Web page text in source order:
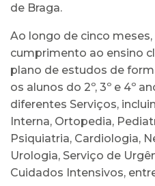
de Braga.
Ao longo de cinco
cumprimento ao ensino
plano de estudos de
os alunos do 2º, 3º e 4º
diferentes Serviços,
Interna, Ortopedia,
Psiquiatria, Cardiologia,
Urologia, Serviço de
Cuidados Intensivos,